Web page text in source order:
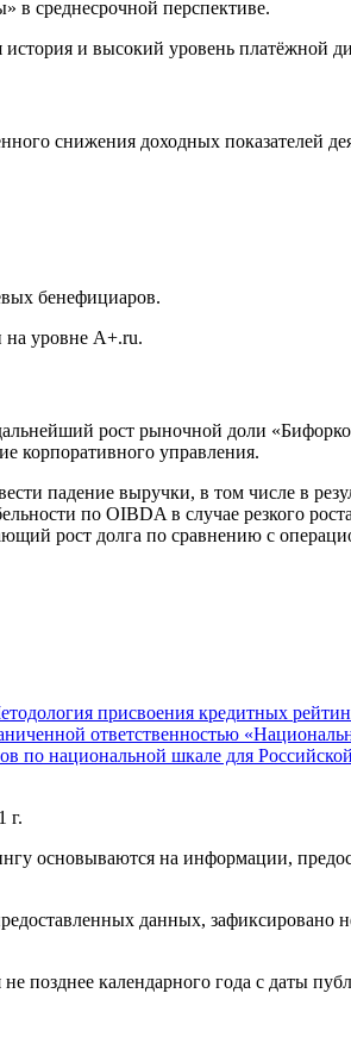
в среднесрочной перспективе.
история и высокий уровень платёжной
снижения доходных показателей
бенефициаров.
уровне A+.ru.
рост рыночной доли
корпоративного управления.
падение выручки, в том числе в
по OIBDA в случае резкого
рост долга по сравнению с
присвоения кредитных
ответственностью
по национальной шкале для
г.
основываются на информации,
данных,
позднее календарного года с даты